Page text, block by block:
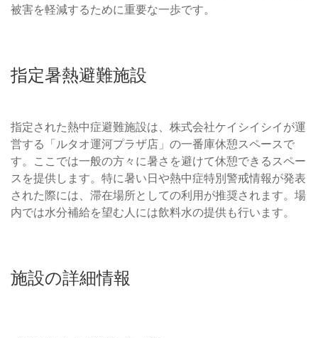
被害を軽減するために重要な一歩です。
指定暑熱避難施設
指定された熱中症避難施設は、株式会社ケイシイシイが運
営する「ルタオ運河プラザ店」の一番庫休憩スペースで
す。ここでは一般の方々に暑さを避けて休憩できるスペー
スを提供します。特に暑い日や熱中症特別警戒情報が発表
された際には、滞在場所としての利用が推奨されます。場
内では水分補給を望む人には飲料水の提供も行います。
施設の詳細情報